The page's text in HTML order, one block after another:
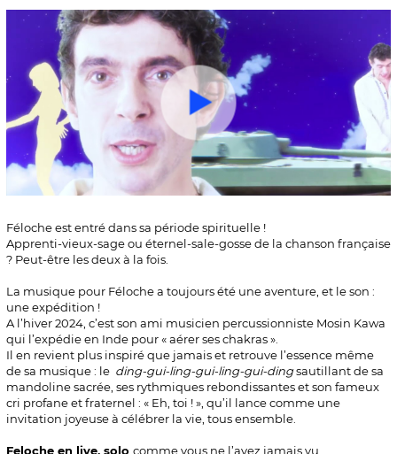
Féloche est entré dans sa période spirituelle !
Apprenti-vieux-sage ou éternel-sale-gosse de la chanson française
? Peut-être les deux à la fois.
La musique pour Féloche a toujours été une aventure, et le son :
une expédition !
A l’hiver 2024, c’est son ami musicien percussionniste Mosin Kawa
qui l’expédie en Inde pour « aérer ses chakras ».
Il en revient plus inspiré que jamais et retrouve l’essence même
de sa musique : le ding-gui-ling-gui-ling-gui-dingsautillant de sa
mandoline sacrée, ses rythmiques rebondissantes et son fameux
cri profane et fraternel : « Eh, toi ! », qu’il lance comme une
invitation joyeuse à célébrer la vie, tous ensemble.
Feloche en live, solo comme vous ne l’avez jamais vu.